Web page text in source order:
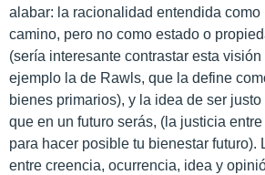
alabar: la racionalidad entendida como
camino, pero no como estado o
(sería interesante contrastar esta
ejemplo la de Rawls, que la define
bienes primarios), y la idea de ser
que en un futuro serás, (la justicia
para hacer posible tu bienestar futuro).
entre creencia, ocurrencia, idea y